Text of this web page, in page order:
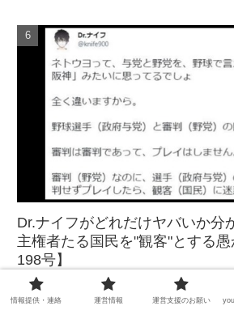
Dr.ナイフがどれだけヤバいか分
主権者たる国民を"観客"とする
198号】
情報提供・連絡 運営情報 運営支援のお願い